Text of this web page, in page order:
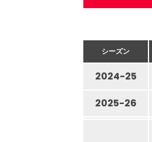
シーズン
2024-25
2025-26